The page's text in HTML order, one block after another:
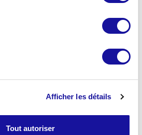
Afficher les détails
Tout autoriser
2 149 m²
Light industrial